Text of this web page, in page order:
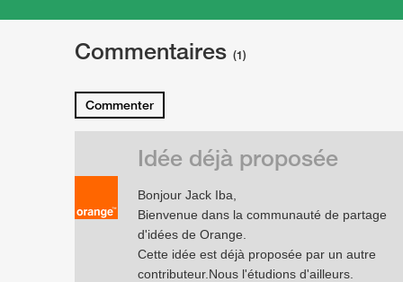
Commentaires (1)
Commenter
Bonjour Jack Iba,
Bienvenue dans la communauté de partage
d'idées de Orange.
Cette idée est déjà proposée par un autre
contributeur.Nous l'étudions d'ailleurs.
Idée déjà proposée